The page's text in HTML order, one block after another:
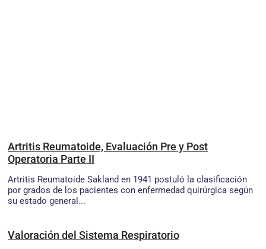
Artritis Reumatoide, Evaluación Pre y Post
Operatoria Parte II
Artritis Reumatoide Sakland en 1941 postuló la clasificación
por grados de los pacientes con enfermedad quirúrgica según
su estado general...
Valoración del Sistema Respiratorio